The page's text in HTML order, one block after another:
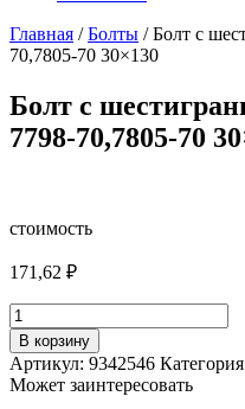
Главная /Болты / Болт с
70,7805-70 30×130
Болт с
7798-70,7805-70
стоимость
171,62 ₽
Количество
товара
Болт
с
шестигранной
В корзину
Артикул: 9342546
Может заинтересовать